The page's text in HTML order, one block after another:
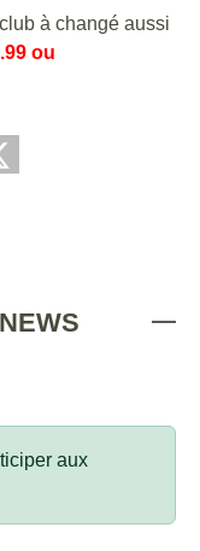
à changé aussi
ou
aux